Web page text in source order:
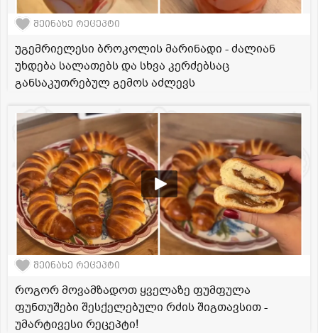
შეინახე რეცეპტი
უგემრიელესი ბროკოლის მარინადი - ძალიან
უხდება სალათებს და სხვა კერძებსაც
განსაკუთრებულ გემოს აძლევს
შეინახე რეცეპტი
როგორ მოვამზადოთ ყველაზე ფუმფულა
ფუნთუშები შესქელებული რძის შიგთავსით -
უმარტივესი რეცეპტი!